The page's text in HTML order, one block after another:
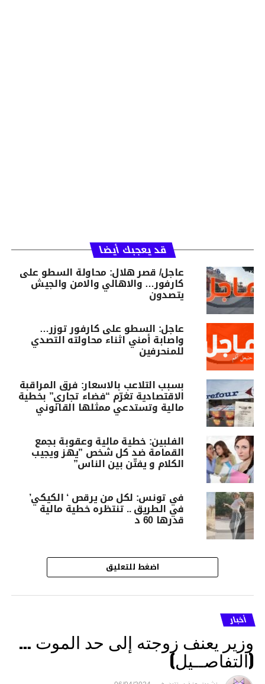
قد يعجبك أيضا
عاجل/ قصر هلال: محاولة السطو على
كارفور… والاهالي والامن والجيش
يتصدون
عاجل: السطو على كارفور توزر…
واصابة أمني اثناء محاولته التصدي
للمنحرفين
بسبب التلاعب بالاسعار: فرق المراقبة
الاقتصادية تغرّم “فضاء تجاري” بخطية
مالية وتستدعي ممثلها القانوني
الفلبين: خطية مالية وعقوبة بجمع
القمامة ضد كل شخص ”يهز ويجيب
الكلام و يفتّن بين الناس”
في تونس: لكل من يرقص ‘ الكيكي’
في الطريق .. تنتظره خطية مالية
قدرها 60 د
اضغط للتعليق
أخبار
وزير يعنف زوجته إلى حد الموت …
(التفاصــيل)